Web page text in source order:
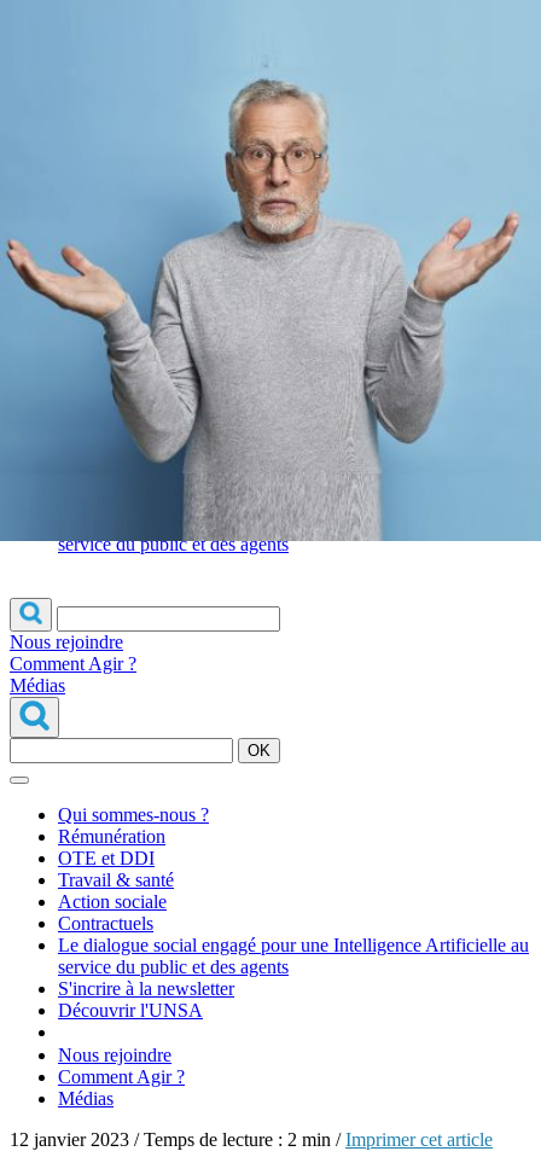
sommes-
nous ?
newsletter
Découvrir
l'UNSA
Rémunération
OTE et DDI
Travail & santé
Action sociale
Le dialogue social engagé pour une Intelligence Artificielle au
service du public et des agents
Nous rejoindre
Comment Agir ?
Médias
OK
Qui sommes-nous ?
Rémunération
OTE et DDI
Travail & santé
Action sociale
Contractuels
Le dialogue social engagé pour une Intelligence Artificielle au
service du public et des agents
S'incrire à la newsletter
Découvrir l'UNSA
Nous rejoindre
Comment Agir ?
Médias
12 janvier 2023 / Temps de lecture : 2 min /Imprimer cet article